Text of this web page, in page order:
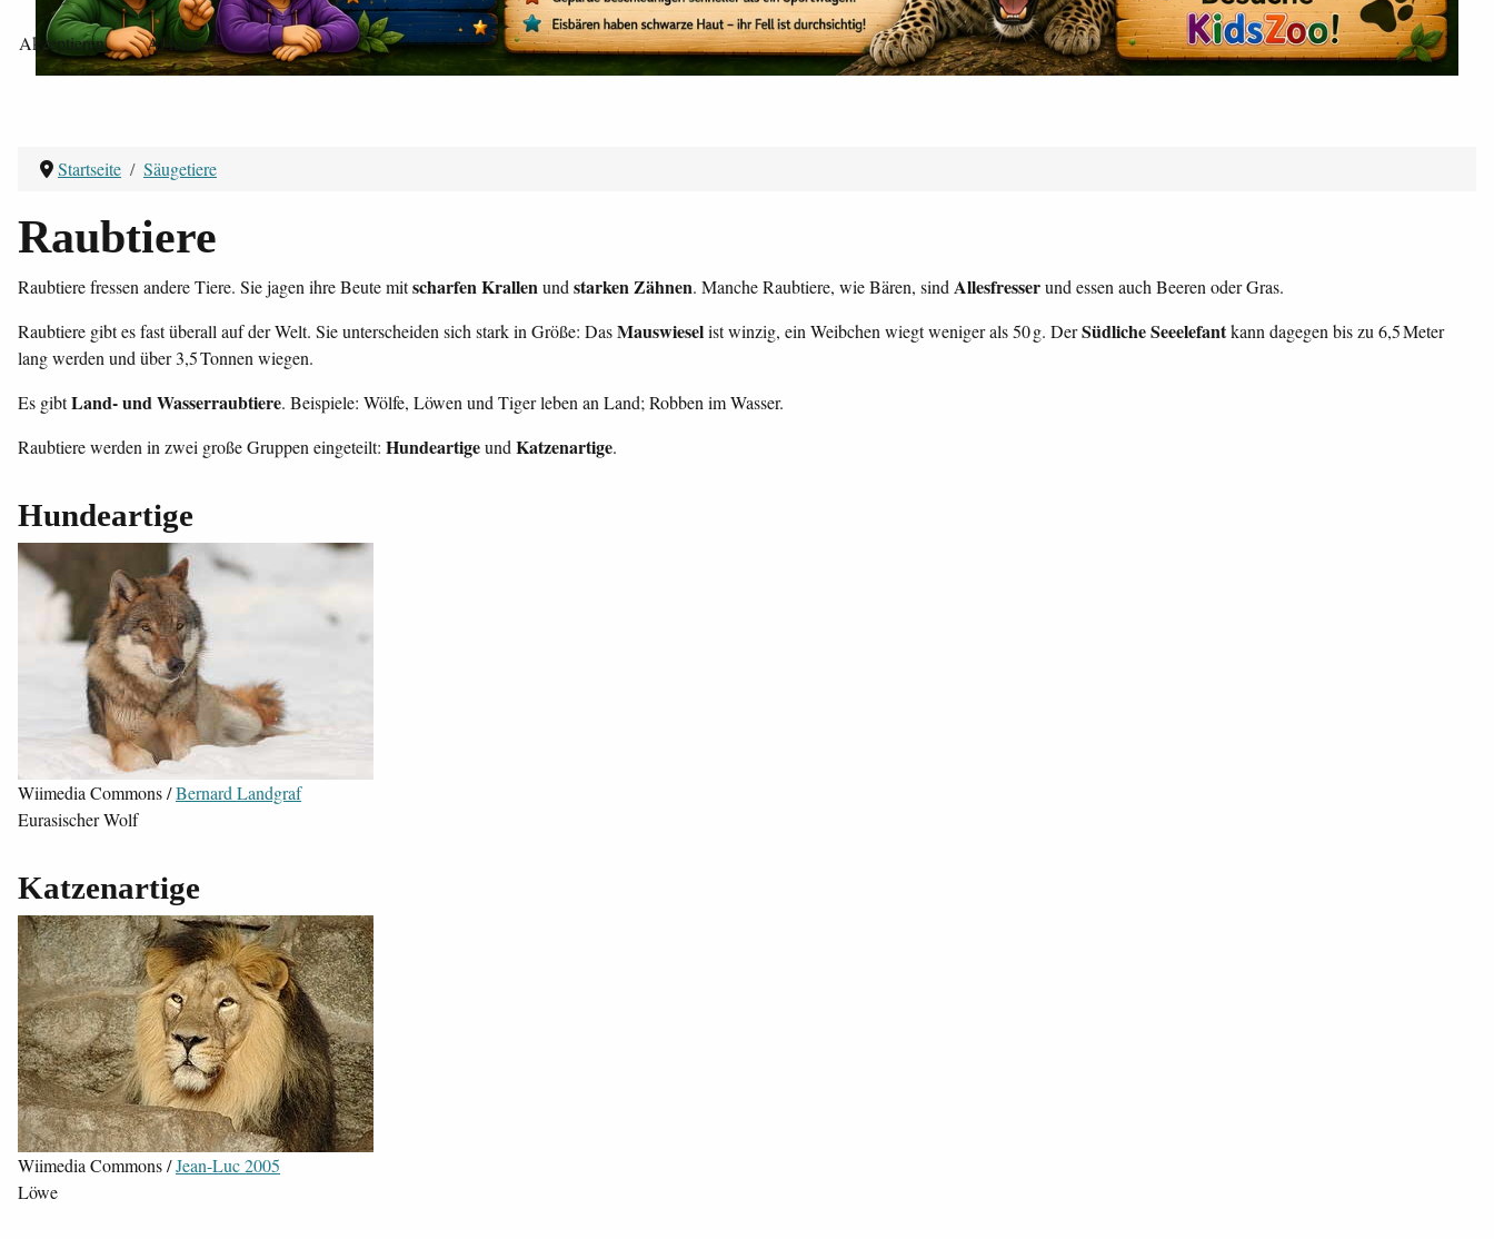
Startseite Säugetiere
Raubtiere
Raubtiere fressen andere Tiere. Sie jagen ihre Beute mitscharfen Krallenundstarken Zähnen. Manche Raubtiere, wie Bären, sindAllesfresserund essen auch Beeren oder Gras.
Raubtiere gibt es fast überall auf der Welt. Sie unterscheiden sich stark in Größe: DasMauswieselist winzig, ein Weibchen wiegt weniger als 50 g. DerSüdliche Seeelefantkann dagegen bis zu 6,5 Meter
lang werden und über 3,5 Tonnen wiegen.
Es gibtLand- und Wasserraubtiere. Beispiele: Wölfe, Löwen und Tiger leben an Land; Robben im Wasser.
Raubtiere werden in zwei große Gruppen eingeteilt: HundeartigeundKatzenartige.
Hundeartige
Wiimedia Commons /Bernard Landgraf
Eurasischer Wolf
Katzenartige
Wiimedia Commons /Jean-Luc 2005
Löwe
Akzeptieren Ablehnen